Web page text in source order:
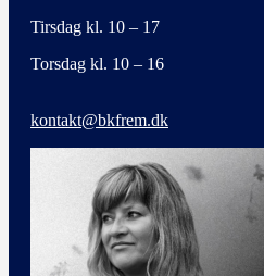
Tirsdag kl. 10 – 17
Torsdag kl. 10 – 16
kontakt@bkfrem.dk